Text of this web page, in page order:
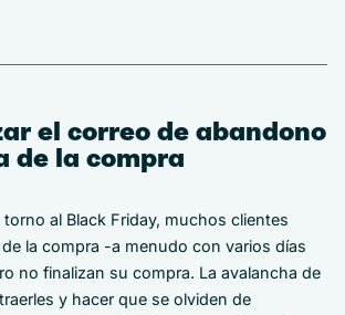
el correo de abandono
de la compra
al Black Friday, muchos clientes
la compra -a menudo con varios días
no finalizan su compra. La avalancha de
y hacer que se olviden de